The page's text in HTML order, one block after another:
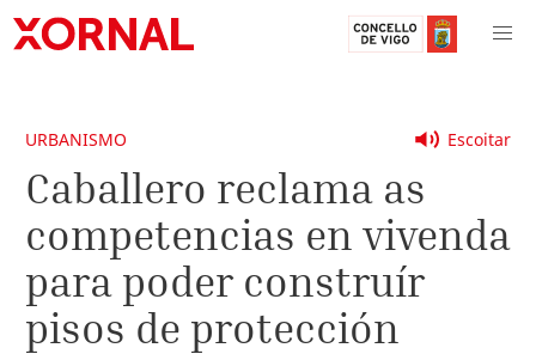
Escoitar
URBANISMO
Caballero reclama as
competencias en vivenda
para poder construír
pisos de protección